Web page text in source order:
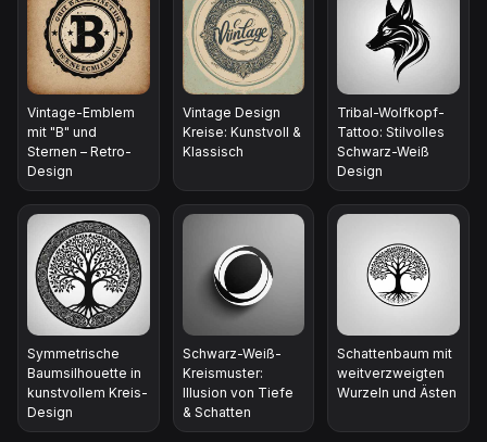
Vintage-Emblem
mit "B" und
Sternen – Retro-
Design
Vintage Design
Kreise: Kunstvoll &
Klassisch
Tribal-Wolfkopf-
Tattoo: Stilvolles
Schwarz-Weiß
Design
Symmetrische
Baumsilhouette in
kunstvollem Kreis-
Design
Schwarz-Weiß-
Kreismuster:
Illusion von Tiefe
& Schatten
Schattenbaum mit
weitverzweigten
Wurzeln und Ästen